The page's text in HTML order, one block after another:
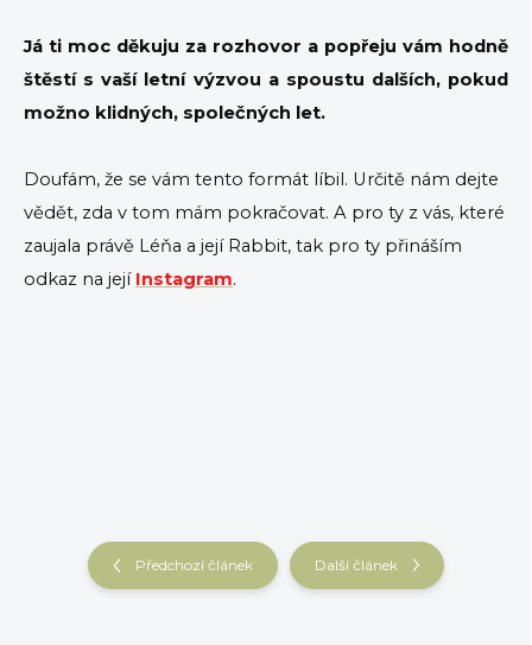
Já ti moc děkuju za rozhovor a popřeju vám hodně
štěstí s vaší letní výzvou a spoustu dalších, pokud
možno klidných, společných let.
Doufám, že se vám tento formát líbil. Určitě nám dejte
vědět, zda v tom mám pokračovat. A pro ty z vás, které
zaujala právě Léňa a její Rabbit, tak pro ty přináším
odkaz na její Instagram.
Předchozí článek Další článek